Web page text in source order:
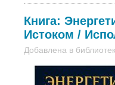
Книга:
Истоком /
Добавлена в